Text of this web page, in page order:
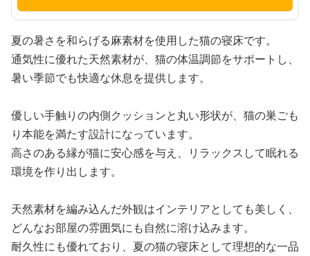
夏の暑さを和らげる麻素材を使用した猫の寝床です。
通気性に優れた天然素材が、猫の体温調節をサポートし、
暑い季節でも快適な休息を提供します。
優しい手触りの内側クッションと丸い形状が、猫の巣ごも
り本能を満たす設計になっています。
高さのある縁が猫に安心感を与え、リラックスして眠れる
環境を作り出します。
天然素材を編み込んだ外観はインテリアとしても美しく、
どんなお部屋の雰囲気にも自然に溶け込みます。
耐久性にも優れており、夏の猫の寝床として理想的な一品